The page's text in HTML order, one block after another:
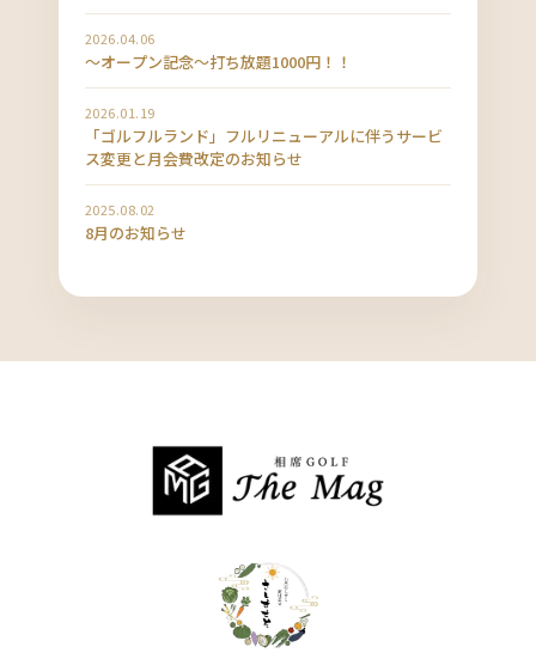
2026.04.06
〜オープン記念〜打ち放題1000円！！
2026.01.19
「ゴルフルランド」フルリニューアルに伴うサービ
ス変更と月会費改定のお知らせ
2025.08.02
8月のお知らせ